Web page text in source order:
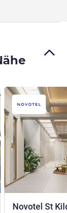
Novotel St